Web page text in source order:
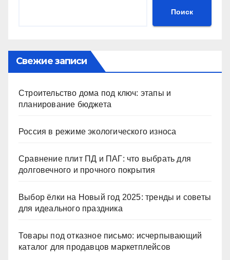
Поиск
Свежие записи
Строительство дома под ключ: этапы и
планирование бюджета
Россия в режиме экологического износа
Сравнение плит ПД и ПАГ: что выбрать для
долговечного и прочного покрытия
Выбор ёлки на Новый год 2025: тренды и советы
для идеального праздника
Товары под отказное письмо: исчерпывающий
каталог для продавцов маркетплейсов